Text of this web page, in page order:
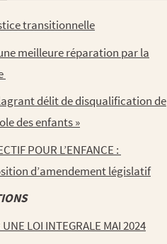
transitionnelle
meilleure réparation par la
délit de disqualification de
des enfants »
POUR L’ENFANCE :
d’amendement législatif
LOI INTEGRALE MAI 2024